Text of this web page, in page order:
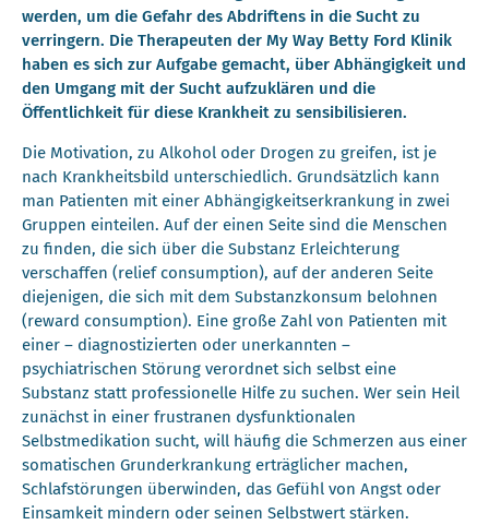
werden, um die Gefahr des Abdriftens in die Sucht zu
verringern. Die Therapeuten der My Way Betty Ford Klinik
haben es sich zur Aufgabe gemacht, über Abhängigkeit und
den Umgang mit der Sucht aufzuklären und die
Öffentlichkeit für diese Krankheit zu sensibilisieren.
Die Motivation, zu Alkohol oder Drogen zu greifen, ist je
nach Krankheitsbild unterschiedlich. Grundsätzlich kann
man Patienten mit einer Abhängigkeitserkrankung in zwei
Gruppen einteilen. Auf der einen Seite sind die Menschen
zu finden, die sich über die Substanz Erleichterung
verschaffen (relief consumption), auf der anderen Seite
diejenigen, die sich mit dem Substanzkonsum belohnen
(reward consumption). Eine große Zahl von Patienten mit
einer – diagnostizierten oder unerkannten –
psychiatrischen Störung verordnet sich selbst eine
Substanz statt professionelle Hilfe zu suchen. Wer sein Heil
zunächst in einer frustranen dysfunktionalen
Selbstmedikation sucht, will häufig die Schmerzen aus einer
somatischen Grunderkrankung erträglicher machen,
Schlafstörungen überwinden, das Gefühl von Angst oder
Einsamkeit mindern oder seinen Selbstwert stärken.